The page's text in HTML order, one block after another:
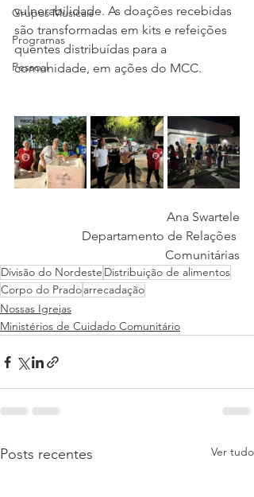
Grupos Musicais
Programas
Pessoal
vulnerabilidade. As doações recebidas
são transformadas em kits e refeições
quentes distribuídas para a
comunidade, em ações do MCC.
Ana Swartele
Departamento de Relações
Comunitárias
Divisão do Nordeste Distribuição de alimentos
Corpo do Pradoarrecadação
Nossas Igrejas
Ministérios de Cuidado Comunitário
Posts recentes Ver tudo